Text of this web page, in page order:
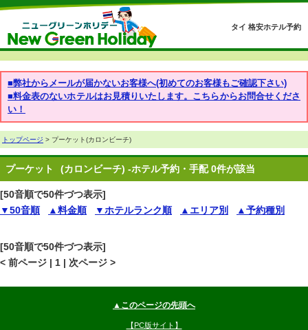
タイ 格安ホテル予約
■弊社からメールが届かないお客様へ(初めてのお客様もご確認下さい)
■料金表のないホテルはお見積りいたします。こちらからお問合せくださ
い！
トップページ > プーケット(カロンビーチ)
プーケット (カロンビーチ) -ホテル予約・手配 0件が該当
[50音順で50件づつ表示]
▼50音順
▲料金順 ▼ホテルランク順 ▲エリア別 ▲予約種別
[50音順で50件づつ表示]
< 前ページ | 1 | 次ページ >
▲このページの先頭へ
【PC版サイト】